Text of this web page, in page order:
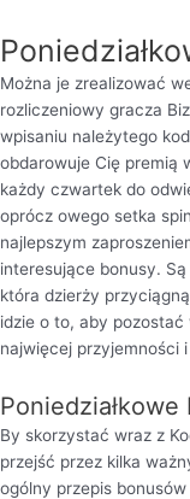
Można je zrealizować
rozliczeniowy gracza
wpisaniu należytego
obdarowuje Cię premią
każdy czwartek do
oprócz owego setka
najlepszym
interesujące bonusy.
która dzierży
idzie o to, aby
najwięcej przyjemności
By skorzystać wraz z
przejść przez kilka
ogólny przepis